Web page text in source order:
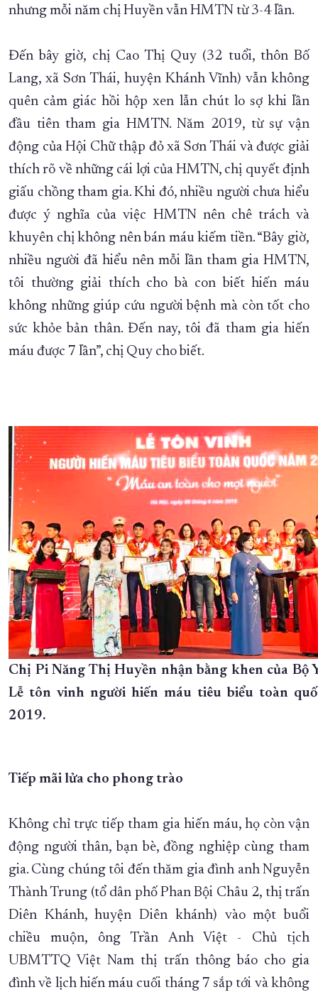
nhưng mỗi năm chị Huyền vẫn HMTN từ 3-4 lần.
Đến bây giờ, chị Cao Thị Quy (32 tuổi, thôn Bố
Lang, xã Sơn Thái, huyện Khánh Vĩnh) vẫn không
quên cảm giác hồi hộp xen lẫn chút lo sợ khi lần
đầu tiên tham gia HMTN. Năm 2019, từ sự vận
động của Hội Chữ thập đỏ xã Sơn Thái và được giải
thích rõ về những cái lợi của HMTN, chị quyết định
giấu chồng tham gia. Khi đó, nhiều người chưa hiểu
được ý nghĩa của việc HMTN nên chê trách và
khuyên chị không nên bán máu kiếm tiền. “Bây giờ,
nhiều người đã hiểu nên mỗi lần tham gia HMTN,
tôi thường giải thích cho bà con biết hiến máu
không những giúp cứu người bệnh mà còn tốt cho
sức khỏe bản thân. Đến nay, tôi đã tham gia hiến
máu được 7 lần”, chị Quy cho biết.
Chị Pi Năng Thị Huyền nhận bằng khen của Bộ
Lễ tôn vinh người hiến máu tiêu biểu toàn
2019.
Tiếp mãi lửa cho phong trào
Không chỉ trực tiếp tham gia hiến máu, họ còn vận
động người thân, bạn bè, đồng nghiệp cùng tham
gia. Cùng chúng tôi đến thăm gia đình anh Nguyễn
Thành Trung (tổ dân phố Phan Bội Châu 2, thị trấn
Diên Khánh, huyện Diên khánh) vào một buổi
chiều muộn, ông Trần Anh Việt - Chủ tịch
UBMTTQ Việt Nam thị trấn thông báo cho gia
đình về lịch hiến máu cuối tháng 7 sắp tới và không